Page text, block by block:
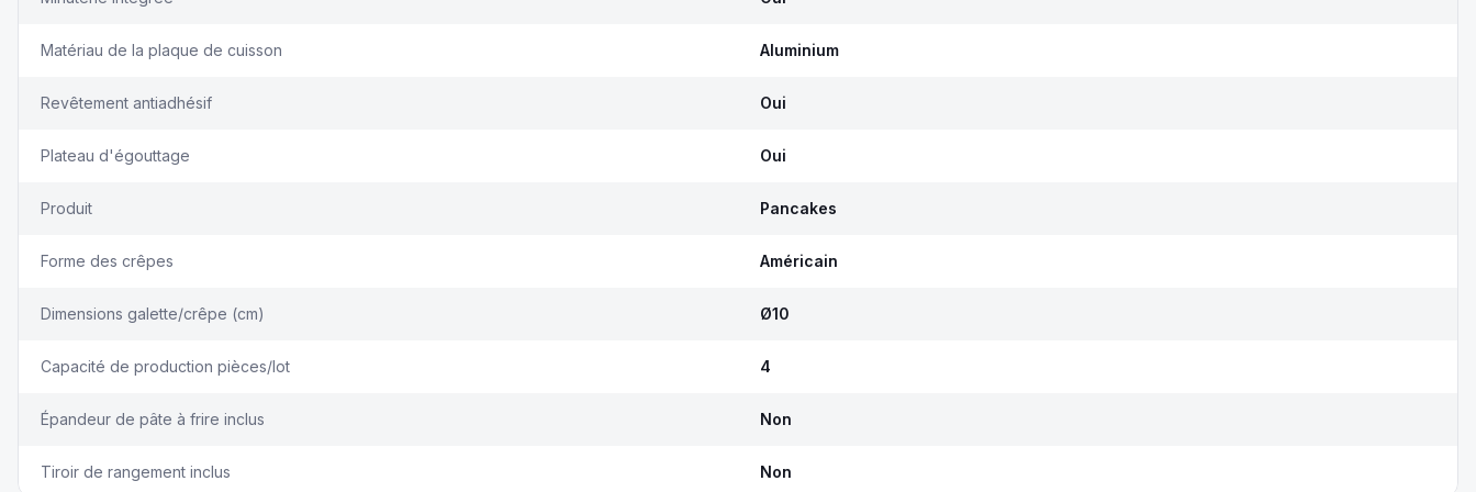
Matériau de la plaque de cuisson Aluminium
Revêtement antiadhésif Oui
Plateau d'égouttage Oui
Produit Pancakes
Forme des crêpes Américain
Dimensions galette/crêpe (cm) Ø10
Capacité de production pièces/lot 4
Épandeur de pâte à frire inclus Non
Tiroir de rangement inclus Non